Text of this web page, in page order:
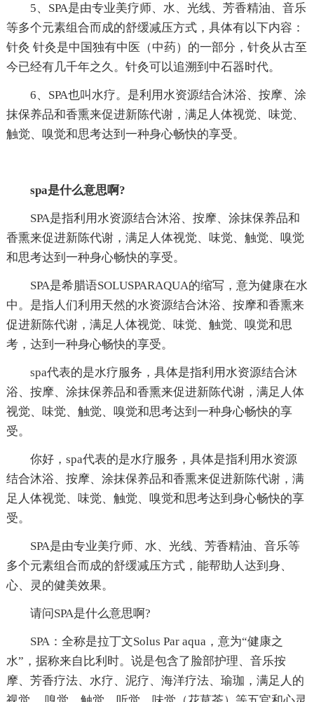
5、SPA是由专业美疗师、水、光线、芳香精油、音乐
等多个元素组合而成的舒缓减压方式，具体有以下内容：
针灸 针灸是中国独有中医（中药）的一部分，针灸从古至
今已经有几千年之久。针灸可以追溯到中石器时代。
6、SPA也叫水疗。是利用水资源结合沐浴、按摩、涂
抹保养品和香熏来促进新陈代谢，满足人体视觉、味觉、
触觉、嗅觉和思考达到一种身心畅快的享受。
spa是什么意思啊?
SPA是指利用水资源结合沐浴、按摩、涂抹保养品和
香熏来促进新陈代谢，满足人体视觉、味觉、触觉、嗅觉
和思考达到一种身心畅快的享受。
SPA是希腊语SOLUSPARAQUA的缩写，意为健康在水
中。是指人们利用天然的水资源结合沐浴、按摩和香熏来
促进新陈代谢，满足人体视觉、味觉、触觉、嗅觉和思
考，达到一种身心畅快的享受。
spa代表的是水疗服务，具体是指利用水资源结合沐
浴、按摩、涂抹保养品和香熏来促进新陈代谢，满足人体
视觉、味觉、触觉、嗅觉和思考达到一种身心畅快的享
受。
你好，spa代表的是水疗服务，具体是指利用水资源
结合沐浴、按摩、涂抹保养品和香熏来促进新陈代谢，满
足人体视觉、味觉、触觉、嗅觉和思考达到身心畅快的享
受。
SPA是由专业美疗师、水、光线、芳香精油、音乐等
多个元素组合而成的舒缓减压方式，能帮助人达到身、
心、灵的健美效果。
请问SPA是什么意思啊?
SPA：全称是拉丁文Solus Par aqua，意为“健康之
水”，据称来自比利时。说是包含了脸部护理、音乐按
摩、芳香疗法、水疗、泥疗、海洋疗法、瑜珈，满足人的